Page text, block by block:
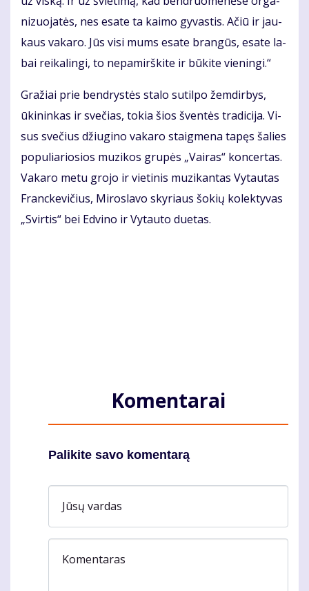
ni­zuo­ja­tės, nes esa­te ta kai­mo gy­vas­tis. Ačiū ir jau­
kaus va­ka­ro. Jūs vi­si mums esa­te bran­gūs, esa­te la­
bai rei­ka­lin­gi, to ne­pa­mirš­ki­te ir bū­ki­te vie­nin­gi.“
Gra­žiai prie ben­drys­tės sta­lo su­til­po žem­dir­bys,
ūki­nin­kas ir sve­čias, to­kia šios šven­tės tra­di­ci­ja. Vi­
sus sve­čius džiu­gi­no va­ka­ro staig­me­na ta­pęs ša­lies
po­pu­lia­rio­sios mu­zi­kos gru­pės „Vai­ras“ kon­cer­tas.
Va­ka­ro me­tu gro­jo ir vie­ti­nis mu­zi­kan­tas Vy­tau­tas
Franc­ke­vi­čius, Miroslavo skyriaus šokių kolek­tyvas
„Svirtis“ bei Edvino ir Vytau­to duetas.
Komentarai
Palikite savo komentarą
Jūsų vardas
Komentaras